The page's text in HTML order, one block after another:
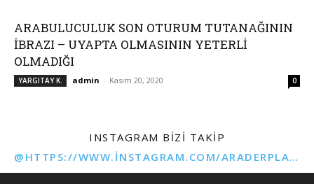
ARABULUCULUK SON OTURUM TUTANAĞININ
İBRAZI – UYAPTA OLMASININ YETERLİ
OLMADIĞI
YARGITAY K. admin - Kasım 20, 2020 0
INSTAGRAM BIZI TAKIP
@HTTPS://WWW.INSTAGRAM.COM/ARADERPLATFORMU